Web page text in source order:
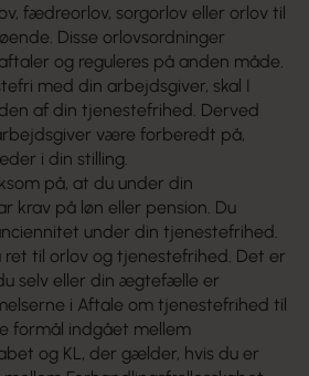
fædreorlov, sorgorlov eller orlov til
Disse orlovsordninger
og reguleres på anden måde.
med din arbejdsgiver, skal I
af din tjenestefrihed. Derved
være forberedt på,
i din stilling.
på, at du under din
krav på løn eller pension. Du
under din tjenestefrihed.
til orlov og tjenestefrihed. Det er
selv eller din ægtefælle er
i Aftale om tjenestefrihed til
formål indgået mellem
og KL, der gælder, hvis du er